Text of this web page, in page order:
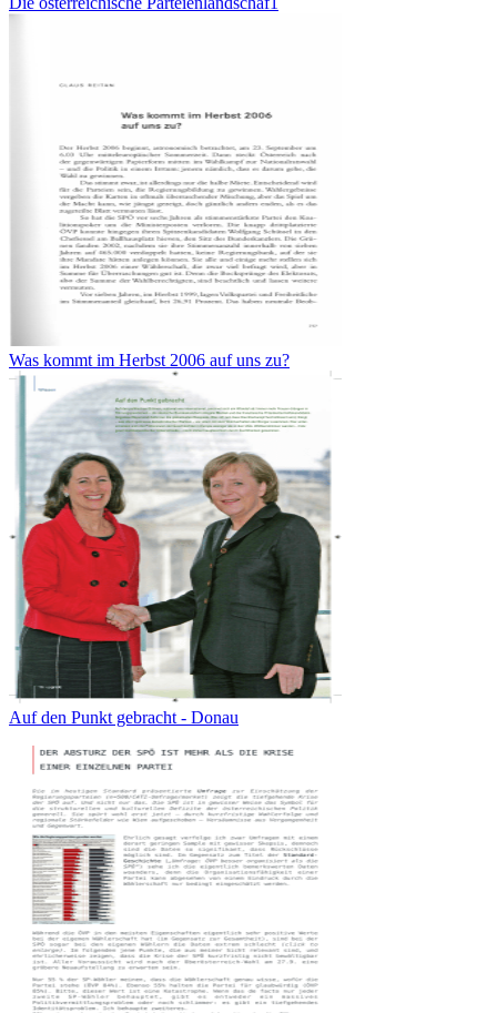
Was kommt im Herbst 2006 auf uns zu?
Auf den Punkt gebracht - Donau